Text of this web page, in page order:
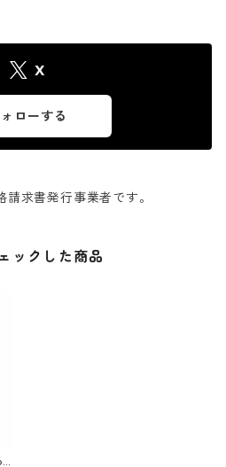
X
ローする
求書発行事業者です。
ックした商品